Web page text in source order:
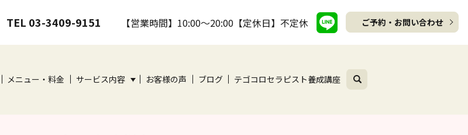
TEL 03-3409-9151 【営業時間】10:00～20:00【定休日】不定休 ご予約・お問い合わせ
メニュー・料金 サービス内容 お客様の声 ブログ テゴコロセラピスト養成講座